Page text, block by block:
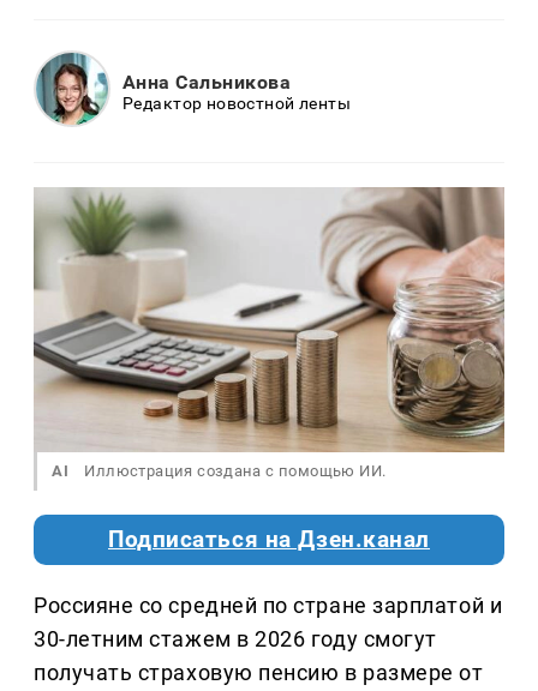
Анна Сальникова
Редактор новостной ленты
AI Иллюстрация создана с помощью ИИ.
Подписаться на Дзен.канал
Россияне со средней по стране зарплатой и
30-летним стажем в 2026 году смогут
получать страховую пенсию в размере от